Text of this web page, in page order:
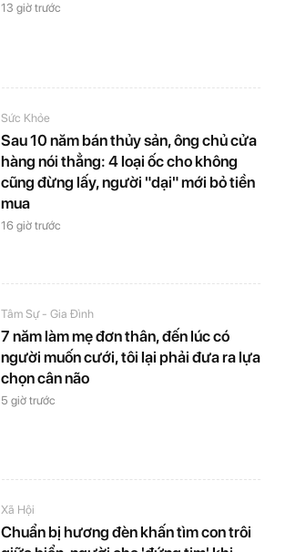
13 giờ trước
Sức Khỏe
Sau 10 năm bán thủy sản, ông chủ cửa
hàng nói thẳng: 4 loại ốc cho không
cũng đừng lấy, người "dại" mới bỏ tiền
mua
16 giờ trước
Tâm Sự - Gia Đình
7 năm làm mẹ đơn thân, đến lúc có
người muốn cưới, tôi lại phải đưa ra lựa
chọn cân não
5 giờ trước
Xã Hội
Chuẩn bị hương đèn khấn tìm con trôi